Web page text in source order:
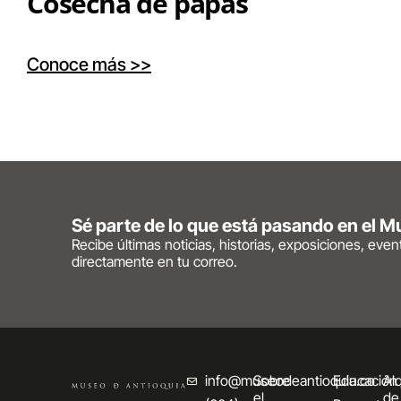
Conoce más >>
Sé parte de lo que está pasando en el
Recibe últimas noticias, historias, exposiciones,
directamente en tu correo.
info@museodeantioquia.co
Sobre
Educación